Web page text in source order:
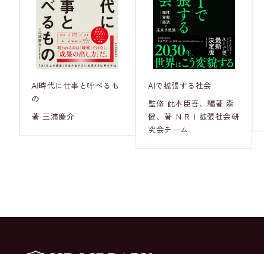
AI時代に仕事と呼べるも
の
著 三浦慶介
AIで拡張する社会
監修 此本臣吾、編著 森
健、著 ＮＲＩ拡張社会研
究会チーム